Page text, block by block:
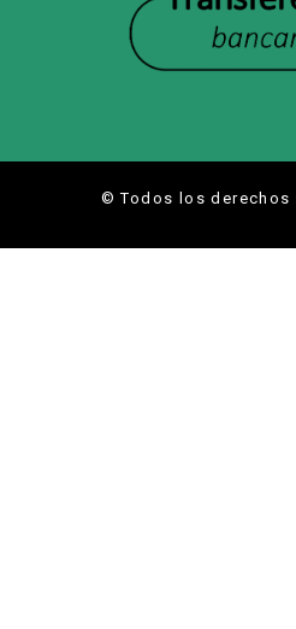
© Todos los derechos